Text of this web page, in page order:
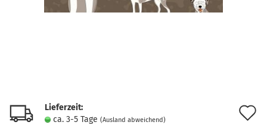
Lieferzeit:
ca. 3-5 Tage (Ausland abweichend)